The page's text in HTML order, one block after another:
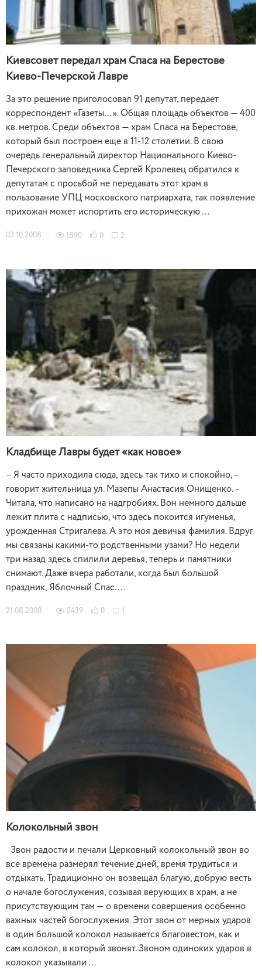
Киевсовет передал храм Спаса на Берестове
Киево-Печерской Лавре
За это решение приголосовал 91 депутат, передает
корреспондент «Газеты…». Общая площадь объектов — 400
кв. метров. Среди объектов — храм Спаса на Берестове,
который был построен еще в 11-12 столетии. В свою
очередь генеральный директор Национального Киево-
Печерского заповедника Сергей Кролевец обратился к
депутатам с просьбой не передавать этот храм в
пользование УПЦ московского патриархата, так появление
прихожан может испортить его историческую …
03.10.2008 1890 0 2
Кладбище Лавры будет «как новое»
– Я часто приходила сюда, здесь так тихо и спокойно, –
говорит жительница ул. Мазепы Анастасия Онищенко. –
Читала, что написано на надгробиях. Вон немного дальше
лежит плита с надписью, что здесь покоится игуменья,
урожденная Стригалева. А это моя девичья фамилия. Вдруг
мы связаны какими-то родственными узами? Но недели
три назад здесь спилили деревья, теперь и памятники
снимают. Даже вчера работали, когда был большой
праздник, Яблочный Спас. …
21.08.2008 2439 0
Колокольный звон
Звон радости и печали Церковный колокольный звон во
все времена размерял течение дней, время трудиться и
отдыхать. Традиционно он возвещал благую, добрую весть
о начале богослужения, созывая верующих в храм, а не
присутствующим там — о времени совершения особенно
важных частей богослужения. Этот звон от мерных ударов
в один большой колокол называется благовестом, как и
сам колокол, в который звонят. Звоном одиноких ударов в
колокол указывали …